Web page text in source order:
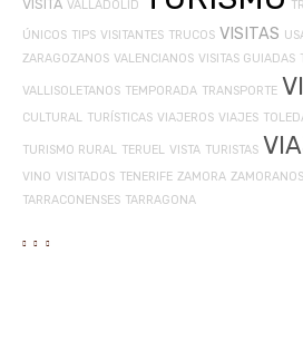
VISITA VALLADOLID
ÚNICOS TIPS VISITANTES TRUCOS VISITAS
ZARAGOZANOS VALENCIANOS VISITAS GUIADAS
VALLISOLETANOS TEMPORADA TRANSPORTE
CULTURAL TURÍSTICAS VIAJEROS VIAJES
TURISMO RURAL TERUEL VISTA TURISTAS
VINO VISITADOS TENERIFE ZAMORA ZAMORANOS
TARRACONENSES TARRAGONA